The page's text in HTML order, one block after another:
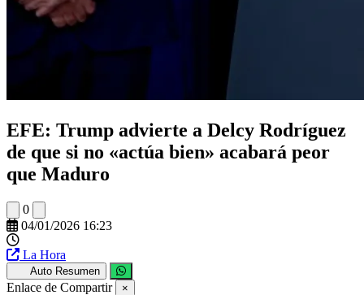
EFE: Trump advierte a Delcy Rodríguez
de que si no «actúa bien» acabará peor
que Maduro
0
04/01/2026 16:23
La Hora
Auto Resumen
Enlace de Compartir ×